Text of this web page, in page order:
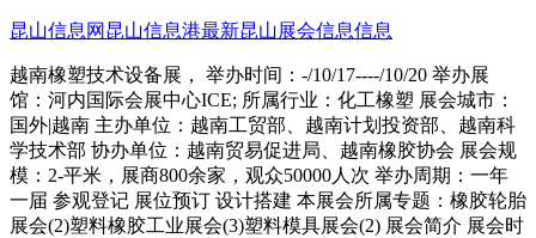
昆山信息网 昆山信息港最新昆山展会信息信息
越南橡塑技术设备展， 举办时间：-/10/17----/10/20 举办展
馆：河内国际会展中心ICE; 所属行业：化工橡塑 展会城市：
国外|越南 主办单位：越南工贸部、越南计划投资部、越南科
学技术部 协办单位：越南贸易促进局、越南橡胶协会 展会规
模：2-平米，展商800余家，观众50000人次 举办周期：一年
一届 参观登记 展位预订 设计搭建 本展会所属专题：橡胶轮胎
展会(2)塑料橡胶工业展会(3)塑料模具展会(2) 展会简介 展会时